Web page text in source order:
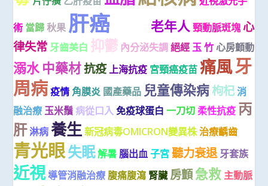
術 當歸 秋果 肝癌 老年人 頸動脈斑塊心
律失常 牙齒美白 抑鬱 內分泌失調 絕經 玉 竹 心房顫動
溺水 中藥材抗疫上海抗疫 宮頸癌疫苗 痛風牙
周病 疫情 角膜炎 國產藥品 兒童傳染病枸杞消
融治療 玉米鬚 病從口入 免疫球蛋白 一刀切 柔性抗疫 丙
肝淋病 養生 新冠病毒OMICRON變異株治療齲齒
青光眼失眠解暑 腦出血 子宮 聽力衰退牙套族
近視 導管消融治療 腹痛腹瀉 腎臟 房顫急救 主動脈